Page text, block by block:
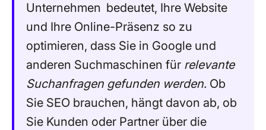
Unternehmen bedeutet, Ihre Website
und Ihre Online-Präsenz so zu
optimieren, dass Sie in Google und
anderen Suchmaschinen für relevante
Suchanfragen gefunden werden. Ob
Sie SEO brauchen, hängt davon ab, ob
Sie Kunden oder Partner über die